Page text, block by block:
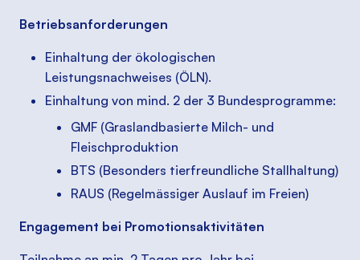
Betriebsanforderungen
Einhaltung der ökologischen
Leistungsnachweises (ÖLN).
Einhaltung von mind. 2 der 3 Bundesprogramme:
GMF (Graslandbasierte Milch- und
Fleischproduktion
BTS (Besonders tierfreundliche Stallhaltung)
RAUS (Regelmässiger Auslauf im Freien)
Engagement bei Promotionsaktivitäten